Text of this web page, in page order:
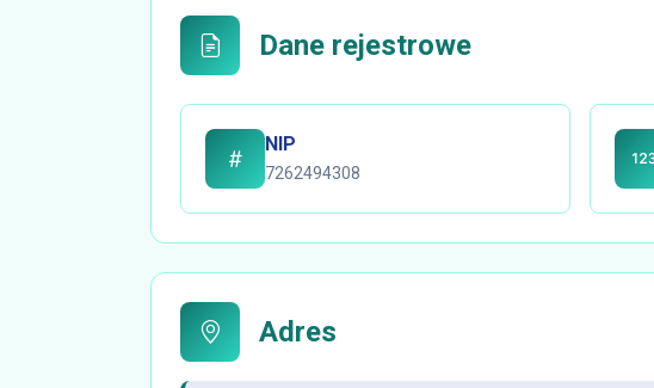
Dane rejestrowe
NIP
7262494308
Adres